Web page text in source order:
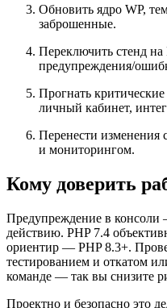
Обновить ядро WP,
заброшенные.
Переключить стенд на
предупреждения/
Прогнать
личный кабинет,
Перенести изменения
и мониторингом.
Кому доверить
Предупреждение в консоли
действию. PHP 7.4
ориентир — PHP 8.3+.
тестированием и откатом
команде — так вы снизите
Проектно и безопасно это